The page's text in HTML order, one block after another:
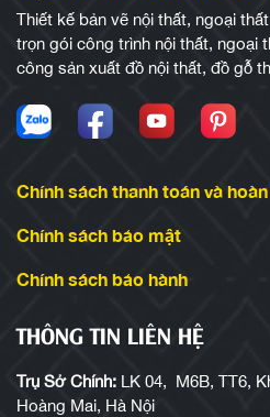
Thiết kế bản vẽ nội thất, ngoại
trọn gói công trình nội thất, ngoại
công sản xuất đồ nội thất, đồ gỗ
Chính sách thanh toán và
Chính sách bảo mật
Chính sách bảo hành
THÔNG TIN LIÊN HỆ
Trụ Sở Chính: LK 04, M6B, TT6,
Hoàng Mai, Hà Nội